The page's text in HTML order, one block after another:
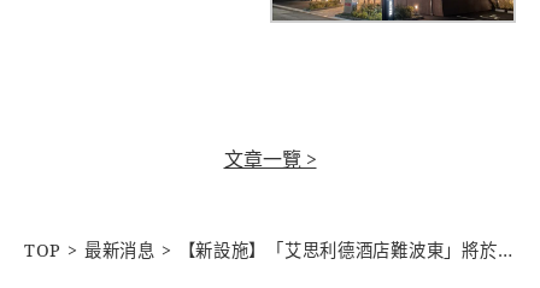
文章一覽 >
TOP 最新消息 【新設施】「艾思利德酒店難波東」將於2026年4月盛大開幕